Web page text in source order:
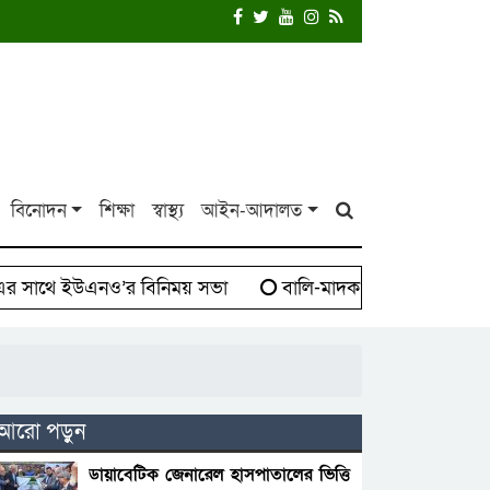
বিনোদন শিক্ষা স্বাস্থ্য আইন-আদালত
ইউএনও’র বিনিময় সভা বালি-মাদক সিন্ডিকেট বিরুদ্ধে
পড়ুন
ডায়াবেটিক জেনারেল হাসপাতালের ভিত্তি